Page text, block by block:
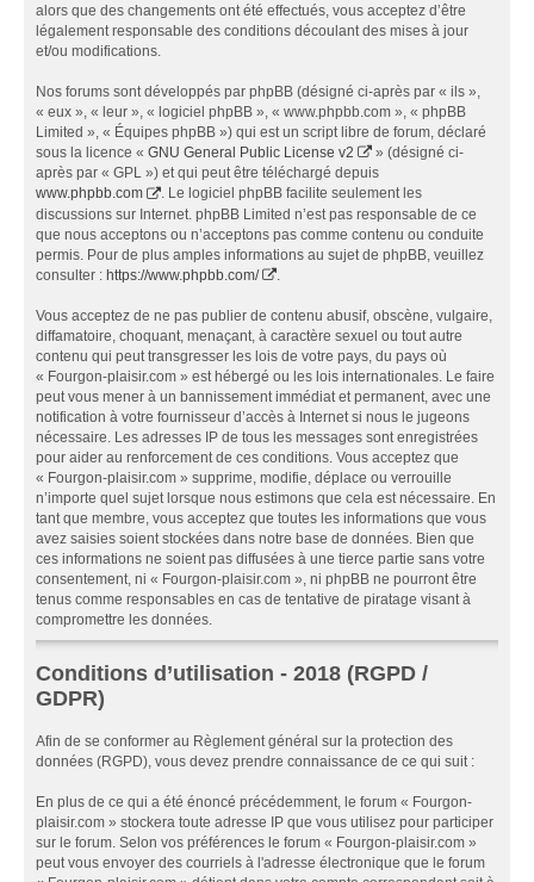
alors que des changements ont été effectués, vous acceptez d’être
légalement responsable des conditions découlant des mises à jour
et/ou modifications.
Nos forums sont développés par phpBB (désigné ci-après par « ils »,
« eux », « leur », « logiciel phpBB », « www.phpbb.com », « phpBB
Limited », « Équipes phpBB ») qui est un script libre de forum, déclaré
sous la licence « GNU General Public License v2
» (désigné ci-
après par « GPL ») et qui peut être téléchargé depuis
www.phpbb.com
. Le logiciel phpBB facilite seulement les
discussions sur Internet. phpBB Limited n’est pas responsable de ce
que nous acceptons ou n’acceptons pas comme contenu ou conduite
permis. Pour de plus amples informations au sujet de phpBB, veuillez
consulter : https://www.phpbb.com/
Vous acceptez de ne pas publier de contenu abusif, obscène, vulgaire,
diffamatoire, choquant, menaçant, à caractère sexuel ou tout autre
contenu qui peut transgresser les lois de votre pays, du pays où
« Fourgon-plaisir.com » est hébergé ou les lois internationales. Le faire
peut vous mener à un bannissement immédiat et permanent, avec une
notification à votre fournisseur d’accès à Internet si nous le jugeons
nécessaire. Les adresses IP de tous les messages sont enregistrées
pour aider au renforcement de ces conditions. Vous acceptez que
« Fourgon-plaisir.com » supprime, modifie, déplace ou verrouille
n’importe quel sujet lorsque nous estimons que cela est nécessaire. En
tant que membre, vous acceptez que toutes les informations que vous
avez saisies soient stockées dans notre base de données. Bien que
ces informations ne soient pas diffusées à une tierce partie sans votre
consentement, ni « Fourgon-plaisir.com », ni phpBB ne pourront être
tenus comme responsables en cas de tentative de piratage visant à
compromettre les données.
Conditions d’utilisation - 2018 (RGPD /
GDPR)
Afin de se conformer au Règlement général sur la protection des
données (RGPD), vous devez prendre connaissance de ce qui suit :
En plus de ce qui a été énoncé précédemment, le forum « Fourgon-
plaisir.com » stockera toute adresse IP que vous utilisez pour participer
sur le forum. Selon vos préférences le forum « Fourgon-plaisir.com »
peut vous envoyer des courriels à l'adresse électronique que le forum